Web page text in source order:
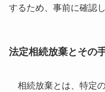
するため、事前に確認
法定相続放棄とその
相続放棄とは、特定